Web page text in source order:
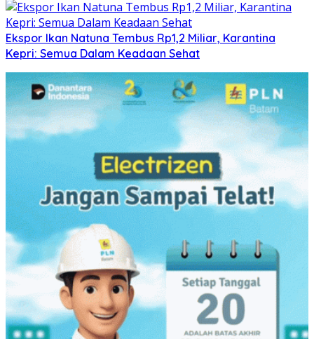
Ekspor Ikan Natuna Tembus Rp1,2 Miliar, Karantina
Kepri: Semua Dalam Keadaan Sehat